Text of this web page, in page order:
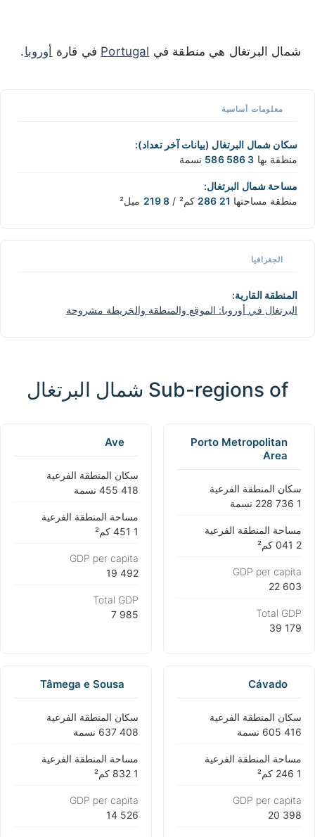
شمال البرتغال هي منطقة في Portugal في قارة أوروبا.
معلومات أساسية
سكان شمال البرتغال (بيانات آخر تعداد):
منطقة بها 3 586 586 نسمة
مساحة شمال البرتغال:
منطقة مساحتها 21 286 كم² / 8 219 ميل²
الجغرافيا
المنطقة القارية:
البرتغال في أوروبا: الموقع والمنطقة والخريطة مشروحة
Sub-regions of شمال البرتغال
Porto Metropolitan
Area
سكان المنطقة الفرعية
مساحة المنطقة الفرعية
GDP per capita
Total GDP
Ave
سكان المنطقة الفرعية
مساحة المنطقة الفرعية
GDP per capita
Total GDP
Cávado
سكان المنطقة الفرعية
مساحة المنطقة الفرعية
GDP per capita
Tâmega e Sousa
سكان المنطقة الفرعية
مساحة المنطقة الفرعية
GDP per capita